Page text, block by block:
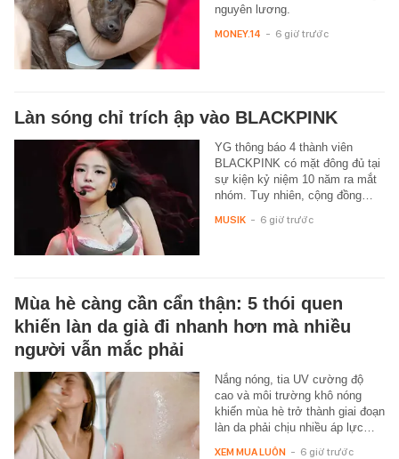
nguyên lương.
MONEY.14 - 6 giờ trước
Làn sóng chỉ trích ập vào BLACKPINK
YG thông báo 4 thành viên
BLACKPINK có mặt đông đủ tại
sự kiện kỷ niệm 10 năm ra mắt
nhóm. Tuy nhiên, cộng đồng…
MUSIK - 6 giờ trước
Mùa hè càng cần cẩn thận: 5 thói quen
khiến làn da già đi nhanh hơn mà nhiều
người vẫn mắc phải
Nắng nóng, tia UV cường độ
cao và môi trường khô nóng
khiến mùa hè trở thành giai đoạn
làn da phải chịu nhiều áp lực…
XEM MUA LUÔN - 6 giờ trước